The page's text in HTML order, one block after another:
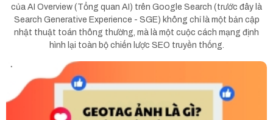
của AI Overview (Tổng quan AI) trên Google Search (trước đây là
Search Generative Experience - SGE) không chỉ là một bản cập
nhật thuật toán thông thường, mà là một cuộc cách mạng định
hình lại toàn bộ chiến lược SEO truyền thống.